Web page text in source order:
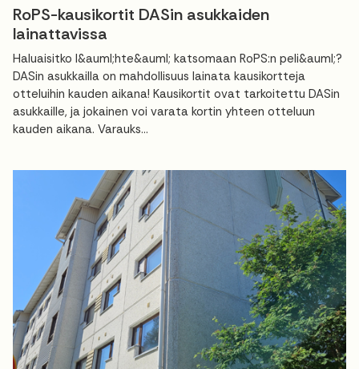
RoPS-kausikortit DASin asukkaiden
lainattavissa
Haluaisitko l&auml;hte&auml; katsomaan RoPS:n peli&auml;?
DASin asukkailla on mahdollisuus lainata kausikortteja
otteluihin kauden aikana! Kausikortit ovat tarkoitettu DASin
asukkaille, ja jokainen voi varata kortin yhteen otteluun
kauden aikana. Varauks...